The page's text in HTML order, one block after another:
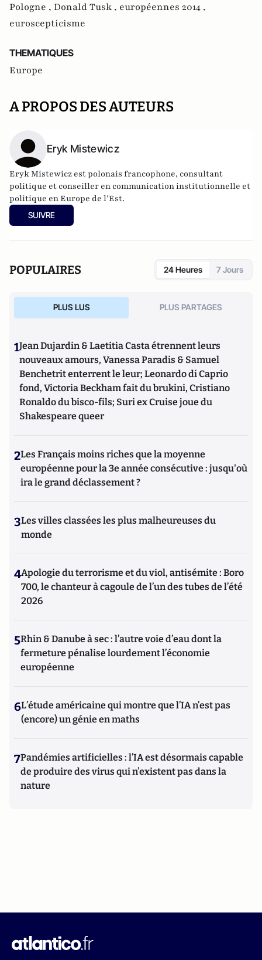
Pologne , Donald Tusk , européennes 2014 ,
euroscepticisme
THEMATIQUES
Europe
A PROPOS DES AUTEURS
Eryk Mistewicz
Eryk Mistewicz est polonais francophone, consultant
politique et conseiller en communication institutionnelle et
politique en Europe de l’Est.
SUIVRE
POPULAIRES 24 Heures 7 Jours
PLUS LUS PLUS PARTAGES
1Jean Dujardin & Laetitia Casta étrennent leurs
nouveaux amours, Vanessa Paradis & Samuel
Benchetrit enterrent le leur; Leonardo di Caprio
fond, Victoria Beckham fait du brukini, Cristiano
Ronaldo du bisco-fils; Suri ex Cruise joue du
Shakespeare queer
2Les Français moins riches que la moyenne
européenne pour la 3e année consécutive : jusqu'où
ira le grand déclassement ?
3Les villes classées les plus malheureuses du
monde
4Apologie du terrorisme et du viol, antisémite : Boro
700, le chanteur à cagoule de l’un des tubes de l’été
2026
5Rhin & Danube à sec : l’autre voie d’eau dont la
fermeture pénalise lourdement l’économie
européenne
6L’étude américaine qui montre que l’IA n’est pas
(encore) un génie en maths
7Pandémies artificielles : l’IA est désormais capable
de produire des virus qui n’existent pas dans la
nature